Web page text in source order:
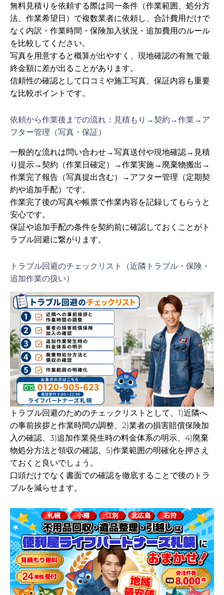
無料見積りを依頼する際は同一条件（作業範囲、処分方
法、作業希望日）で複数業者に依頼し、合計費用だけで
なく内訳・作業時間・保険加入状況・追加費用のルール
を比較してください。
写真を用意すると概算が出やすく、現地確認の有無で最
終金額に差が出ることがあります。
信頼性の確認として口コミや施工写真、保証内容も重要
な比較ポイントです。
依頼から作業後までの流れ：見積もり→契約→作業→ア
フター管理（写真・保証）
一般的な流れは問い合わせ→写真送付や現地確認→見積
り提示→契約（作業日確定）→作業実施→廃棄物搬出→
作業完了報告（写真提出含む）→アフター管理（定期契
約や追加手配）です。
作業完了後の写真や帳票で作業内容を記録してもらうと
安心です。
保証や追加手配の条件を契約前に確認しておくことがト
ラブル回避に繋がります。
トラブル回避のチェックリスト（近隣トラブル・保険・
追加作業の扱い）
トラブル回避のためのチェックリストとして、1)近隣へ
の事前挨拶と作業時間の調整、2)業者の損害賠償保険加
入の確認、3)追加作業発生時の料金体系の明示、4)廃棄
物処分方法と領収の確認、5)作業範囲の明確化を押さえ
ておくと良いでしょう。
口頭だけでなく書面での確認を徹底することで後のトラ
ブルを減らせます。